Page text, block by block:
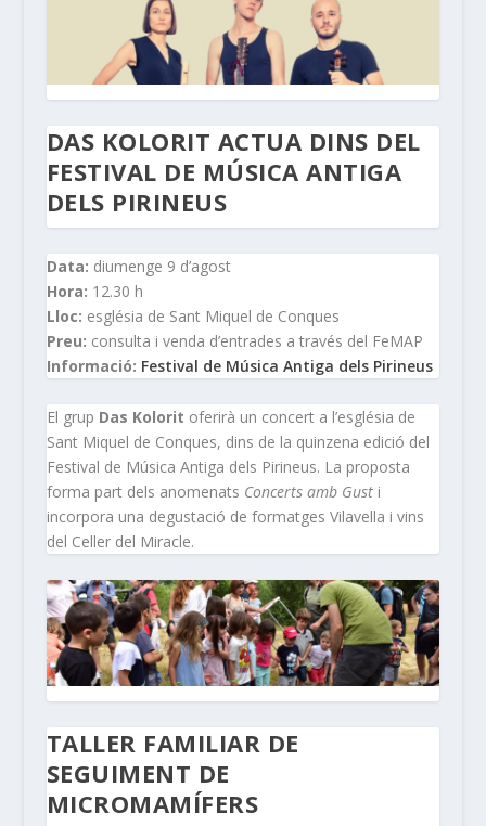
DAS KOLORIT ACTUA DINS DEL
FESTIVAL DE MÚSICA ANTIGA
DELS PIRINEUS
Data: diumenge 9 d’agost
Hora: 12.30 h
Lloc: església de Sant Miquel de Conques
Preu: consulta i venda d’entrades a través del FeMAP
Informació: Festival de Música Antiga dels Pirineus
El grup Das Kolorit oferirà un concert a l’església de
Sant Miquel de Conques, dins de la quinzena edició del
Festival de Música Antiga dels Pirineus. La proposta
forma part dels anomenats Concerts amb Gusti
incorpora una degustació de formatges Vilavella i vins
del Celler del Miracle.
TALLER FAMILIAR DE
SEGUIMENT DE
MICROMAMÍFERS